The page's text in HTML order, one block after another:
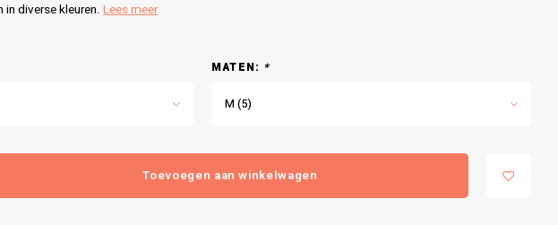
in diverse kleuren.Lees meer
MATEN: *
M (5)
Toevoegen aan winkelwagen